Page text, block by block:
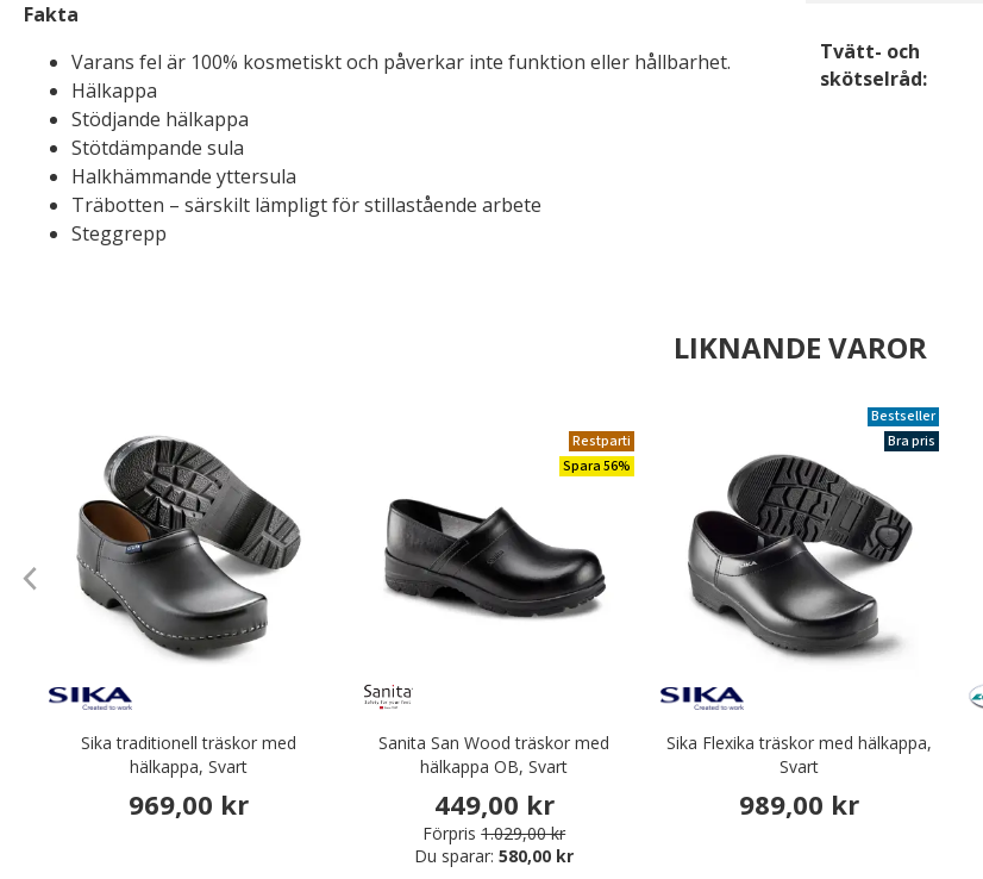
Fakta
Varans fel är 100% kosmetiskt och påverkar inte funktion eller hållbarhet.
Hälkappa
Stödjande hälkappa
Stötdämpande sula
Halkhämmande yttersula
Träbotten – särskilt lämpligt för stillastående arbete
Steggrepp
Tvätt- och
skötselråd:
LIKNANDE VAROR
Sika traditionell träskor med
hälkappa, Svart
969,00 kr
Restparti
Spara 56%
Sanita San Wood träskor med
hälkappa OB, Svart
449,00 kr
Förpris 1.029,00 kr
Du sparar:580,00 kr
Bestseller
Bra pris
Sika Flexika träskor med hälkappa,
Svart
989,00 kr